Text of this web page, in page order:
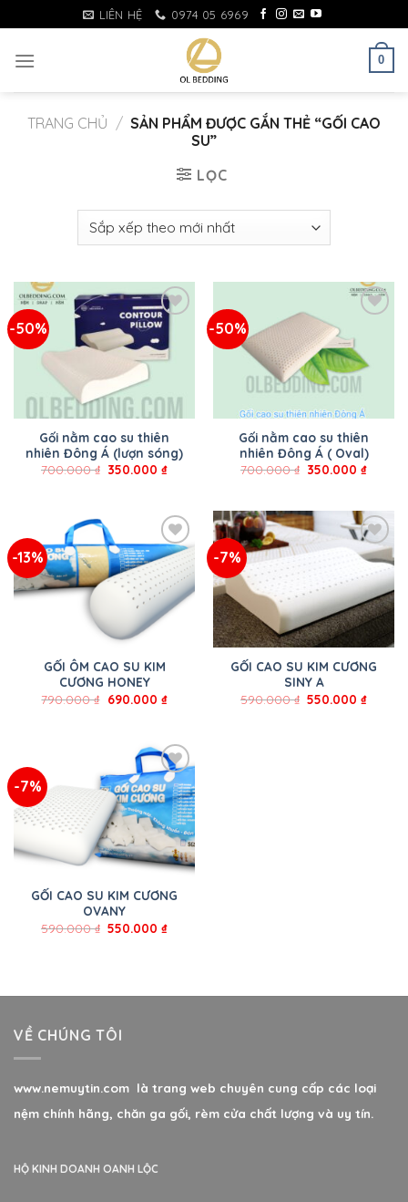
to
content
LIÊN HỆ 0974 05 6969
0
TRANG CHỦ / SẢN PHẨM ĐƯỢC GẮN THẺ “GỐI CAO
SU”
LỌC
-50%
Gối nằm cao su thiên
nhiên Đông Á (lượn sóng)
700.000₫ 350.000₫
-50%
Gối nằm cao su thiên
nhiên Đông Á ( Oval)
700.000₫ 350.000₫
-13%
GỐI ÔM CAO SU KIM
CƯƠNG HONEY
790.000₫ 690.000 ₫
-7%
GỐI CAO SU KIM CƯƠNG
SINY A
590.000₫ 550.000₫
-7%
GỐI CAO SU KIM CƯƠNG
OVANY
590.000₫ 550.000₫
VỀ CHÚNG TÔI
www.nemuytin.com là trang web chuyên cung cấp các loại
nệm chính hãng, chăn ga gối, rèm cửa chất lượng và uy tín.
HỘ KINH DOANH OANH LỘC